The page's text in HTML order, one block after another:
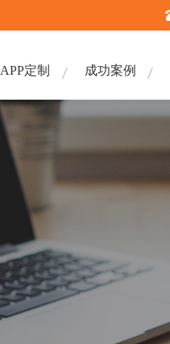
APP定制 成功案例